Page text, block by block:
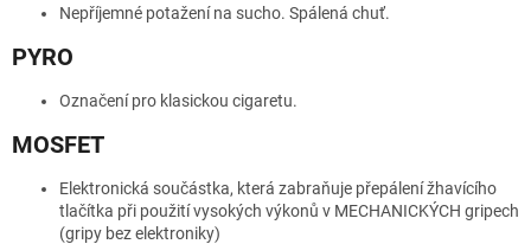
Nepříjemné potažení na sucho. Spálená chuť.
PYRO
Označení pro klasickou cigaretu.
MOSFET
Elektronická součástka, která zabraňuje přepálení žhavícího
tlačítka při použití vysokých výkonů v MECHANICKÝCH gripech
(gripy bez elektroniky)